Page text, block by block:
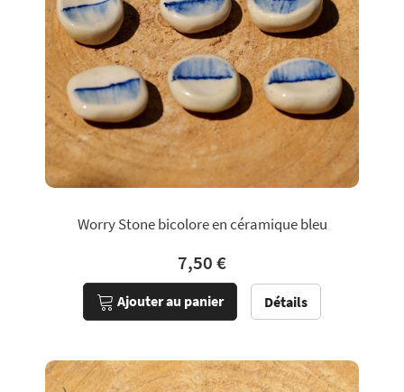
Worry Stone bicolore en céramique bleu
7,50 €
Ajouter au panier Détails